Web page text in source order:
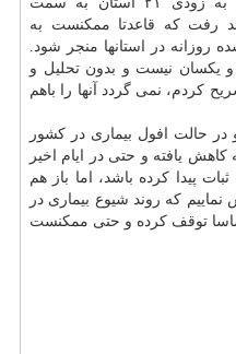
رفت که قاعدتا ممکنست به
روزانه در استانها منجر شود.
یکسان نیست و بدون تحلیل و
کردم، نمی گردد آنها را باهم
حالت افول بیماری در کشور
یافته و حتی در ایام اخیر
پیدا کرده باشد، اما باز هم
که روند شیوع بیماری در
توقف کرده و حتی ممکنست